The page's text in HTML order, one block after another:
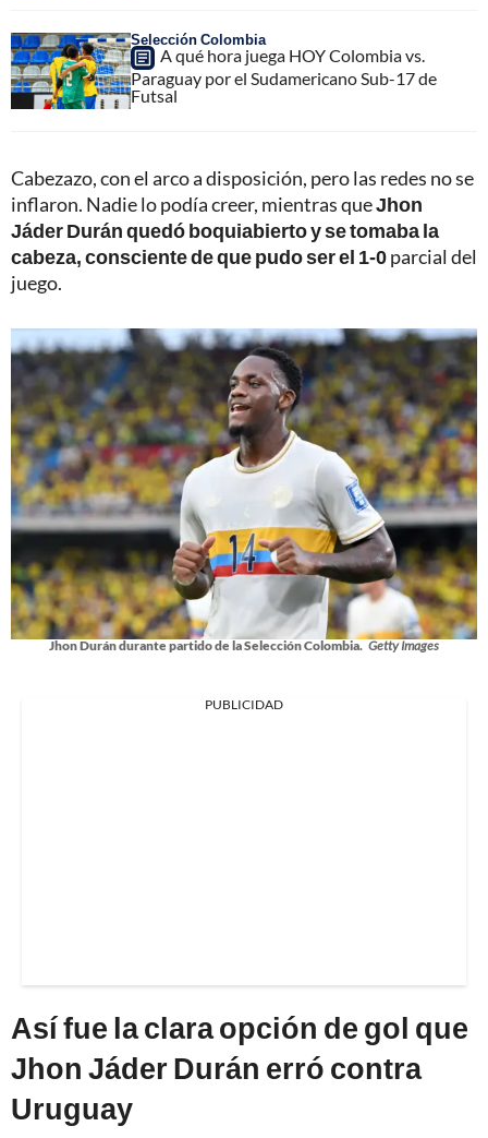
Selección Colombia
A qué hora juega HOY Colombia vs.
Paraguay por el Sudamericano Sub-17 de
Futsal
Cabezazo, con el arco a disposición, pero las redes no se
inflaron. Nadie lo podía creer, mientras queJhon
Jáder Durán quedó boquiabierto y se tomaba la
cabeza, consciente de que pudo ser el 1-0parcial del
juego.
Jhon Durán durante partido de la Selección Colombia. Getty Images
PUBLICIDAD
Así fue la clara opción de gol que
Jhon Jáder Durán erró contra
Uruguay